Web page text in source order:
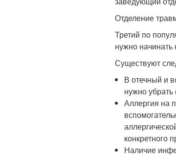
Отделение
Третий по
нужно начинать
Существуют
В отечный и
нужно убрать
Аллергия на
конкретного
Наличие